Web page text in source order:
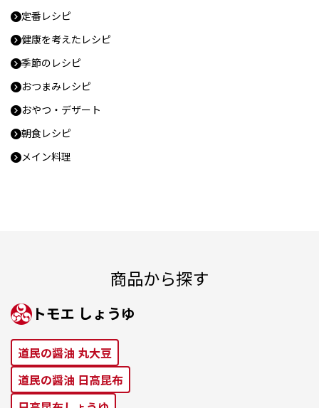
定番レシピ
健康を考えたレシピ
季節のレシピ
おつまみレシピ
おやつ・デザート
朝食レシピ
メイン料理
商品から探す
トモエ しょうゆ
道⺠の醤油 丸⼤⾖
道⺠の醤油 ⽇⾼昆布